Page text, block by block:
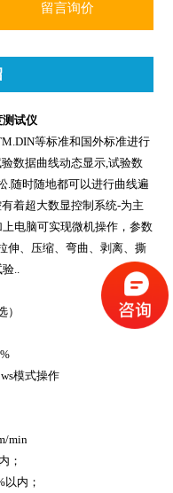
留言询价
测试仪
等标准和国外标准进行
数据曲线动态显示,试验数
.随时随地都可以进行曲线遍
有着超大数显控制系统-为主
电脑可实现微机操作，参数
伸、压缩、弯曲、剥离、撕
..
）
模式操作
min
；
以内；